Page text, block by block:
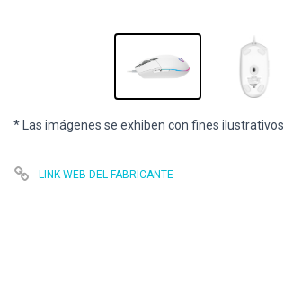
* Las imágenes se exhiben con fines ilustrativos.
LINK WEB DEL FABRICANTE